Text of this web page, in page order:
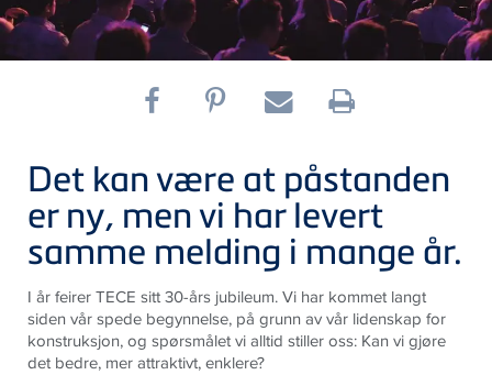
Det kan være at påstanden
er ny, men vi har levert
samme melding i mange år.
I år feirer TECE sitt 30-års jubileum. Vi har kommet langt
siden vår spede begynnelse, på grunn av vår lidenskap for
konstruksjon, og spørsmålet vi alltid stiller oss: Kan vi gjøre
det bedre, mer attraktivt, enklere?